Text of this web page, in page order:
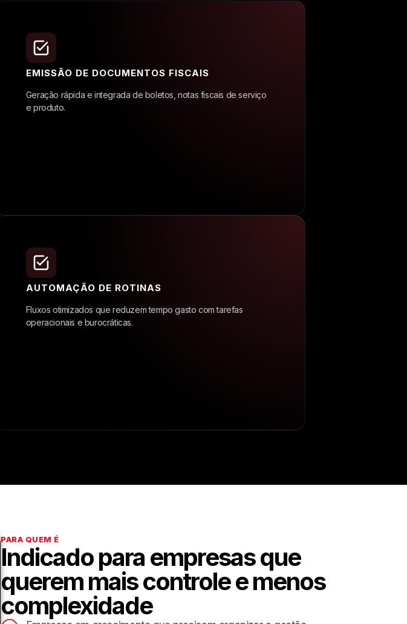
EMISSÃO DE DOCUMENTOS FISCAIS
Geração rápida e integrada de boletos, notas fiscais de serviço
e produto.
AUTOMAÇÃO DE ROTINAS
Fluxos otimizados que reduzem tempo gasto com tarefas
operacionais e burocráticas.
PARA QUEM É
Indicado para empresas que
querem mais controle e menos
complexidade